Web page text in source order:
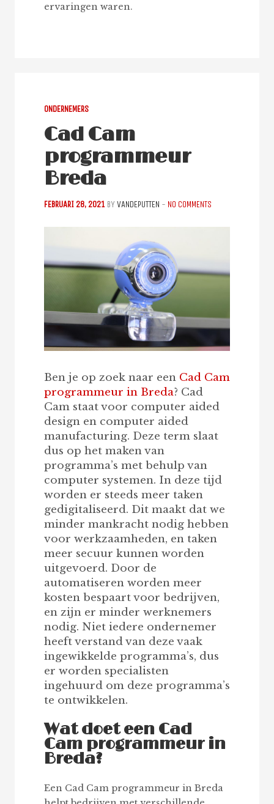
ervaringen waren.
ONDERNEMERS
Cad Cam
programmeur
Breda
FEBRUARI 28, 2021 BY VANDEPUTTEN - NO COMMENTS
Ben je op zoek naar een Cad Cam
programmeur in Breda? Cad
Cam staat voor computer aided
design en computer aided
manufacturing. Deze term slaat
dus op het maken van
programma’s met behulp van
computer systemen. In deze tijd
worden er steeds meer taken
gedigitaliseerd. Dit maakt dat we
minder mankracht nodig hebben
voor werkzaamheden, en taken
meer secuur kunnen worden
uitgevoerd. Door de
automatiseren worden meer
kosten bespaart voor bedrijven,
en zijn er minder werknemers
nodig. Niet iedere ondernemer
heeft verstand van deze vaak
ingewikkelde programma’s, dus
er worden specialisten
ingehuurd om deze programma’s
te ontwikkelen.
Wat doet een Cad
Cam programmeur in
Breda?
Een Cad Cam programmeur in Breda